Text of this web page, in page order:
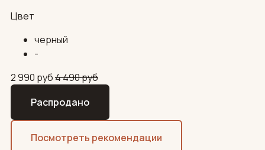
Цвет
черный
-
2 990 руб4 490руб
Распродано
Посмотреть рекомендации